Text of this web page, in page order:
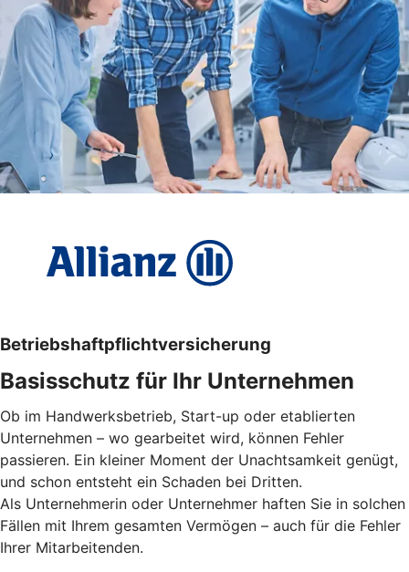
Betriebs­haftpflicht­versicherung
Basisschutz für Ihr Unter­nehmen
Ob im Handwerksbetrieb, Start-up oder etablierten
Unternehmen – wo gearbeitet wird, können Fehler
passieren. Ein kleiner Moment der Unachtsamkeit genügt,
und schon entsteht ein Schaden bei Dritten.
Als Unternehmerin oder Unternehmer haften Sie in solchen
Fällen mit Ihrem gesamten Vermögen – auch für die Fehler
Ihrer Mitarbeitenden.